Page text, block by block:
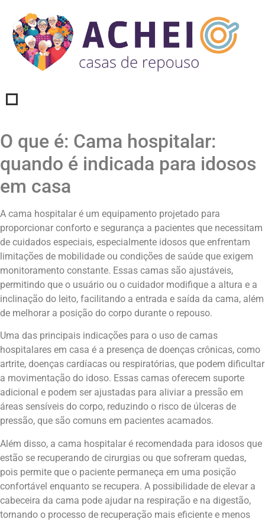
O que é: Cama hospitalar:
quando é indicada para idosos
em casa
A cama hospitalar é um equipamento projetado para
proporcionar conforto e segurança a pacientes que necessitam
de cuidados especiais, especialmente idosos que enfrentam
limitações de mobilidade ou condições de saúde que exigem
monitoramento constante. Essas camas são ajustáveis,
permitindo que o usuário ou o cuidador modifique a altura e a
inclinação do leito, facilitando a entrada e saída da cama, além
de melhorar a posição do corpo durante o repouso.
Uma das principais indicações para o uso de camas
hospitalares em casa é a presença de doenças crônicas, como
artrite, doenças cardíacas ou respiratórias, que podem dificultar
a movimentação do idoso. Essas camas oferecem suporte
adicional e podem ser ajustadas para aliviar a pressão em
áreas sensíveis do corpo, reduzindo o risco de úlceras de
pressão, que são comuns em pacientes acamados.
Além disso, a cama hospitalar é recomendada para idosos que
estão se recuperando de cirurgias ou que sofreram quedas,
pois permite que o paciente permaneça em uma posição
confortável enquanto se recupera. A possibilidade de elevar a
cabeceira da cama pode ajudar na respiração e na digestão,
tornando o processo de recuperação mais eficiente e menos